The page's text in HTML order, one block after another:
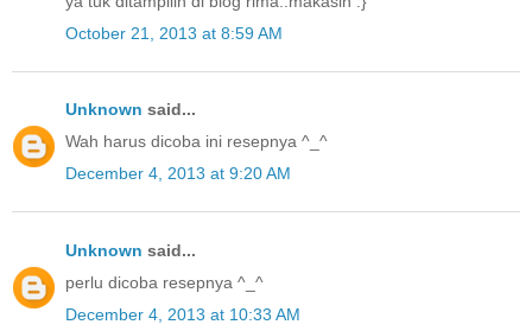
October 21, 2013 at 8:59 AM
Unknown said...
Wah harus dicoba ini resepnya ^_^
December 4, 2013 at 9:20 AM
Unknown said...
perlu dicoba resepnya ^_^
December 4, 2013 at 10:33 AM